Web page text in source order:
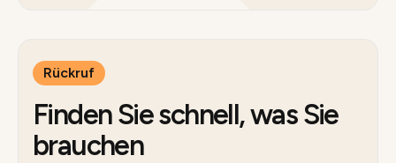
Rückruf
Finden Sie schnell, was Sie
brauchen